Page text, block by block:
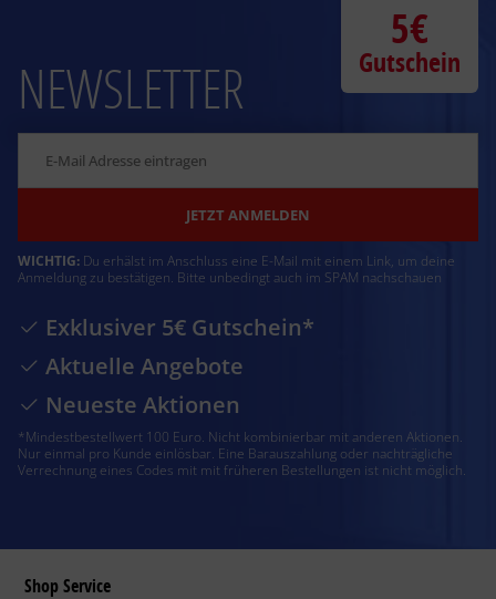
NEWSLETTER
JETZT ANMELDEN
WICHTIG: Du erhälst im Anschluss eine E-Mail mit einem Link, um deine
Anmeldung zu bestätigen. Bitte unbedingt auch im SPAM nachschauen
Exklusiver 5€ Gutschein*
Aktuelle Angebote
Neueste Aktionen
*Mindestbestellwert 100 Euro. Nicht kombinierbar mit anderen Aktionen.
Nur einmal pro Kunde einlösbar. Eine Barauszahlung oder nachträgliche
Verrechnung eines Codes mit mit früheren Bestellungen ist nicht möglich.
5€
Gutschein
Shop Service